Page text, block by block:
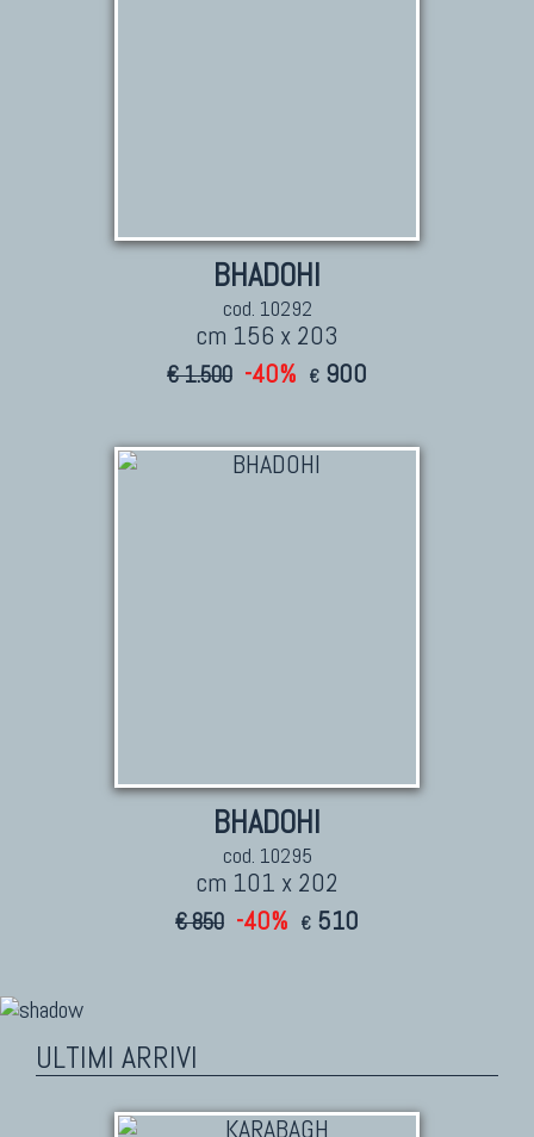
BHADOHI
cod. 10292
cm 156 x 203
€ 1.500 -40% € 900
BHADOHI
cod. 10295
cm 101 x 202
€ 850 -40% € 510
ULTIMI ARRIVI